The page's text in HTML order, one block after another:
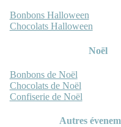
Bonbons Halloween
Chocolats Halloween
Noël
Bonbons de Noël
Chocolats de Noël
Confiserie de Noël
Autres